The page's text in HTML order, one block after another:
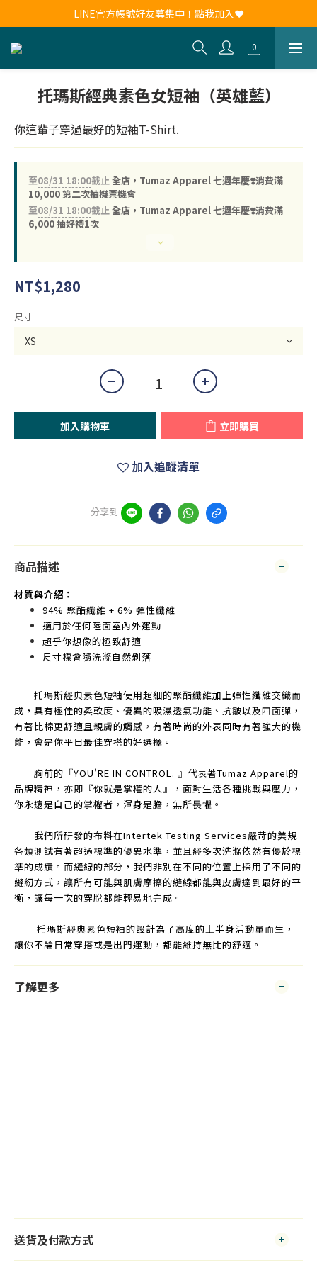
新會員註冊送30元購物金！現領現用！
LINE官方帳號好友募集中！點我加入❤
新會員註冊送30元購物金！現領現用！
托瑪斯經典素色女短袖（英雄藍）
你這輩子穿過最好的短袖T-Shirt.
至08/31 18:00截止全店，Tumaz Apparel 七週年慶❣️消費滿
10,000 第二次抽機票機會
至08/31 18:00截止全店，Tumaz Apparel 七週年慶❣️消費滿
6,000 抽好禮1次
NT$1,280
尺寸
加入購物車 立即購買
加入追蹤清單
分享到
商品描述
材質與介紹：
94% 聚酯纖維 + 6% 彈性纖維
適用於任何陸面室內外運動
超乎你想像的極致舒適
尺寸標會隨洗滌自然剝落
托瑪斯經典素色短袖使用超細的聚酯纖維加上彈性纖維交織而
成，具有極佳的柔軟度、優異的吸濕透氣功能、抗皺以及四面彈，
有著比棉更舒適且親膚的觸感，有著時尚的外表同時有著強大的機
能，會是你平日最佳穿搭的好選擇。
胸前的『YOU'RE IN CONTROL. 』代表著Tumaz Apparel的
品牌精神，亦即『你就是掌權的人』，面對生活各種挑戰與壓力，
你永遠是自己的掌權者，渾身是膽，無所畏懼。
我們所研發的布料在Intertek Testing Services嚴苛的美規
各類測試有著超過標準的優異水準，並且經多次洗滌依然有優於標
準的成績。而縫線的部分，我們非別在不同的位置上採用了不同的
縫紉方式，讓所有可能與肌膚摩擦的縫線都能與皮膚達到最好的平
衡，讓每一次的穿脫都能輕易地完成。
托瑪斯經典素色短袖的設計為了高度的上半身活動量而生，
讓你不論日常穿搭或是出門運動，都能維持無比的舒適。
了解更多
送貨及付款方式